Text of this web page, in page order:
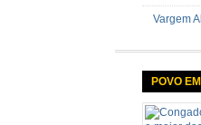
Vargem
POVO